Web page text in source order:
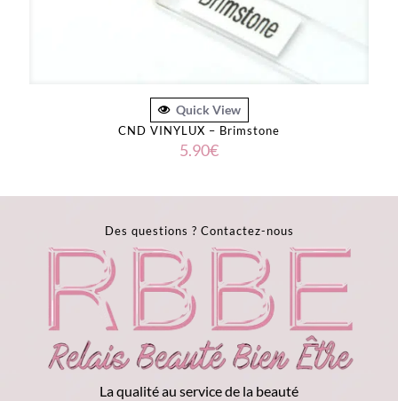
Quick View
CND VINYLUX – Brimstone
5.90€
Des questions ? Contactez-nous
La qualité au service de la beauté